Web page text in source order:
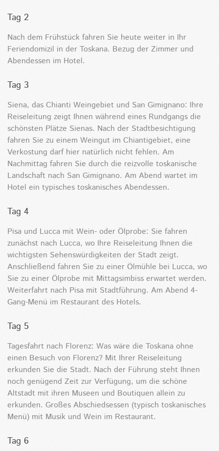
Tag 2
Nach dem Frühstück fahren Sie heute weiter in Ihr
Feriendomizil in der Toskana. Bezug der Zimmer und
Abendessen im Hotel.
Tag 3
Siena, das Chianti Weingebiet und San Gimignano: Ihre
Reiseleitung zeigt Ihnen während eines Rundgangs die
schönsten Plätze Sienas. Nach der Stadtbesichtigung
fahren Sie zu einem Weingut im Chiantigebiet, eine
Verkostung darf hier natürlich nicht fehlen. Am
Nachmittag fahren Sie durch die reizvolle toskanische
Landschaft nach San Gimignano. Am Abend wartet im
Hotel ein typisches toskanisches Abendessen.
Tag 4
Pisa und Lucca mit Wein- oder Ölprobe: Sie fahren
zunächst nach Lucca, wo Ihre Reiseleitung Ihnen die
wichtigsten Sehenswürdigkeiten der Stadt zeigt.
Anschließend fahren Sie zu einer Ölmühle bei Lucca, wo
Sie zu einer Ölprobe mit Mittagsimbiss erwartet werden.
Weiterfahrt nach Pisa mit Stadtführung. Am Abend 4-
Gang-Menü im Restaurant des Hotels.
Tag 5
Tagesfahrt nach Florenz: Was wäre die Toskana ohne
einen Besuch von Florenz? Mit Ihrer Reiseleitung
erkunden Sie die Stadt. Nach der Führung steht Ihnen
noch genügend Zeit zur Verfügung, um die schöne
Altstadt mit ihren Museen und Boutiquen allein zu
erkunden. Großes Abschiedsessen (typisch toskanisches
Menü) mit Musik und Wein im Restaurant.
Tag 6